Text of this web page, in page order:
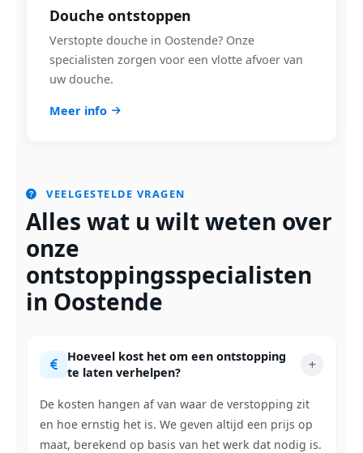
Douche ontstoppen
Verstopte douche in Oostende? Onze
specialisten zorgen voor een vlotte afvoer van
uw douche.
Meer info
VEELGESTELDE VRAGEN
Alles wat u wilt weten over
onze
ontstoppingsspecialisten
in Oostende
Hoeveel kost het om een ontstopping
te laten verhelpen?
De kosten hangen af van waar de verstopping zit
en hoe ernstig het is. We geven altijd een prijs op
maat, berekend op basis van het werk dat nodig is.